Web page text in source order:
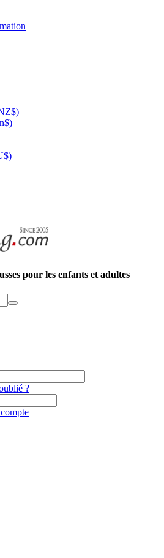
pour les enfants et adultes
?